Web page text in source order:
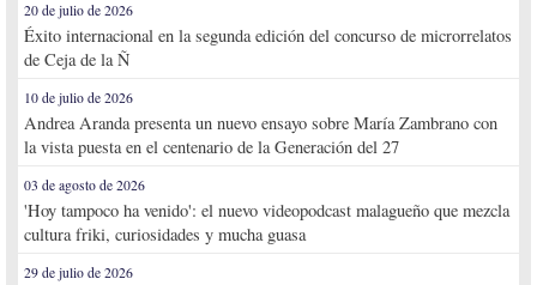
20 de julio de 2026
Éxito internacional en la segunda edición del concurso de microrrelatos
de Ceja de la Ñ
10 de julio de 2026
Andrea Aranda presenta un nuevo ensayo sobre María Zambrano con
la vista puesta en el centenario de la Generación del 27
03 de agosto de 2026
'Hoy tampoco ha venido': el nuevo videopodcast malagueño que mezcla
cultura friki, curiosidades y mucha guasa
29 de julio de 2026